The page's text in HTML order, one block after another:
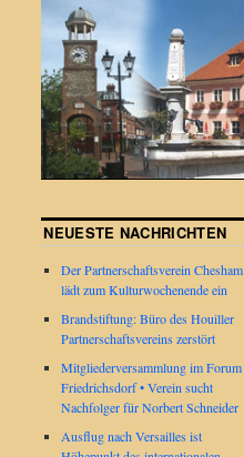
NEUESTE NACHRICHTEN
Der Partnerschaftsverein Chesham
lädt zum Kulturwochenende ein
Brandstiftung: Büro des Houiller
Partnerschaftsvereins zerstört
Mitgliederversammlung im Forum
Friedrichsdorf • Verein sucht
Nachfolger für Norbert Schneider
Ausflug nach Versailles ist